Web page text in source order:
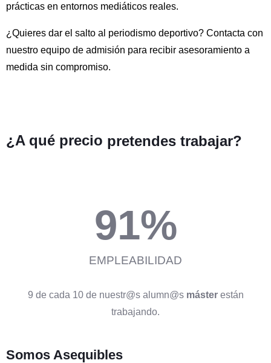
prácticas en entornos mediáticos reales.
¿Quieres dar el salto al periodismo deportivo? Contacta con
nuestro equipo de admisión para recibir asesoramiento a
medida sin compromiso.
¿A qué precio pretendes trabajar?
EMPLEABILIDAD
91%
9 de cada 10 de nuestr@s alumn@s másterestán
trabajando.
Somos Asequibles